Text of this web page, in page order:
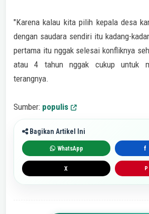
"Karena kalau kita pilih kepala desa
dengan saudara sendiri itu kadang-
pertama itu nggak selesai konfliknya
atau 4 tahun nggak cukup untuk
terangnya.
Sumber: populis
Bagikan Artikel Ini
WhatsApp f
X P